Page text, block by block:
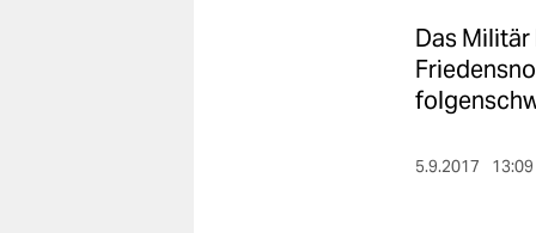
Das
5.9.2017